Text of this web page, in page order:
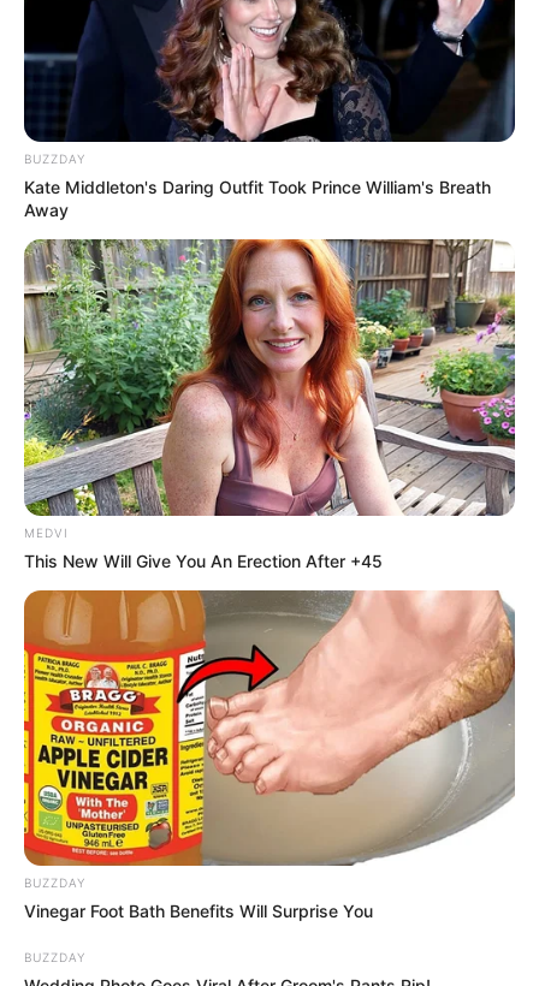
BUZZDAY
Kate Middleton's Daring Outfit Took Prince William's Breath
Away
MEDVI
This New Will Give You An Erection After +45
BUZZDAY
Vinegar Foot Bath Benefits Will Surprise You
BUZZDAY